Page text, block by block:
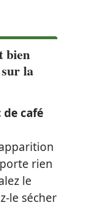
bien
la
de café
rien
le
le sécher